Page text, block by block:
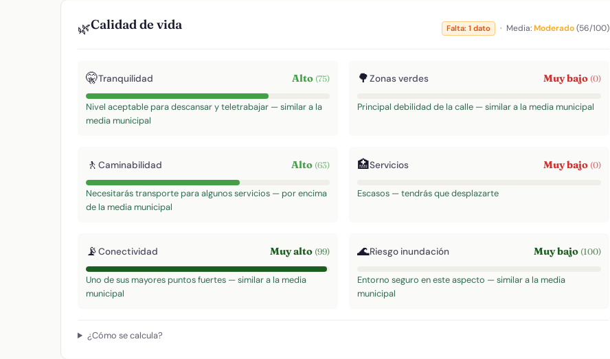
🌿Calidad de vida Falta: 1 dato · Media:Moderado(56/100)
🤫Tranquilidad Alto (75)
Nivel aceptable para descansar y teletrabajar — similar a la
media municipal
🌳Zonas verdes Muy bajo (0)
Principal debilidad de la calle — similar a la media municipal
🚶 Caminabilidad Alto (63)
Necesitarás transporte para algunos servicios — por encima
de la media municipal
🏥Servicios Muy bajo (0)
Escasos — tendrás que desplazarte
📡Conectividad Muy alto (99)
Uno de sus mayores puntos fuertes — similar a la media
municipal
🌊Riesgo inundación Muy bajo (100)
Entorno seguro en este aspecto — similar a la media
municipal
¿Cómo se calcula?